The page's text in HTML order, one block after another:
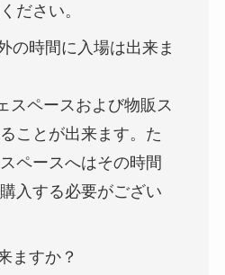
ださい。
の時間に入場は出来ま
スペースおよび物販ス
ことが出来ます。た
ペースへはその時間
入する必要がござい
ますか？